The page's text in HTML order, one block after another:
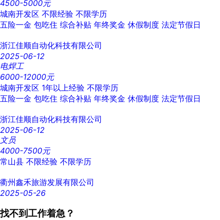
4500-5000元
城南开发区 不限经验 不限学历
五险一金 包吃住 综合补贴 年终奖金 休假制度 法定节假日
浙江佳顺自动化科技有限公司
2025-06-12
电焊工
6000-12000元
城南开发区 1年以上经验 不限学历
五险一金 包吃住 综合补贴 年终奖金 休假制度 法定节假日
浙江佳顺自动化科技有限公司
2025-06-12
文员
4000-7500元
常山县 不限经验 不限学历
衢州鑫禾旅游发展有限公司
2025-05-26
找不到工作着急？